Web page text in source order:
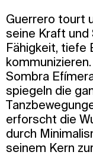
Guerrero tourt
seine Kraft und
Fähigkeit, tiefe
Sombra
spiegeln die
erforscht die
durch
seinem Kern